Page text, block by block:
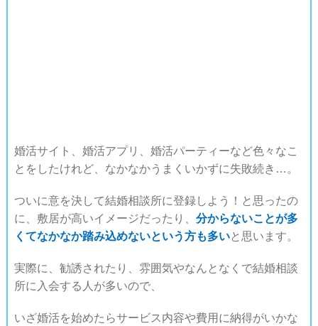
婚活サイト、婚活アプリ、婚活パーティーなど色々なこ
とをしたけれど、なかなかうまくいかずに失敗続き…。
ついに意を決して結婚相談所に登録しよう！と思ったの
に、敷居が高いイメージだったり、 分からないことが多
くてなかなか踏み込めないという方も多いと思います。
実際に、勧誘されたり、雰囲気やなんとなくで結婚相談
所に入会する人が多いので、
いざ婚活を始めたらサービス内容や費用に納得がいかな